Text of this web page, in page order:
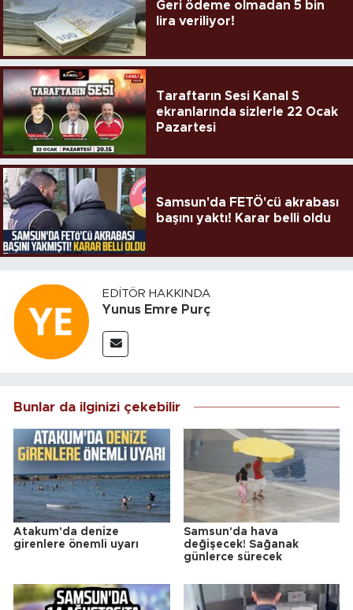
Geri ödeme olmadan 5 bin
lira veriliyor!
Taraftarın Sesi Kanal S
ekranlarında sizlerle 22 Ocak
Pazartesi
Samsun'da FETÖ'cü akrabası
başını yaktı! Karar belli oldu
EDITÖR HAKKINDA
Yunus Emre Purç
Bunlar da ilginizi çekebilir
Atakum'da denize
girenlere önemli uyarı
Samsun'da hava
değişecek! Sağanak
günlerce sürecek